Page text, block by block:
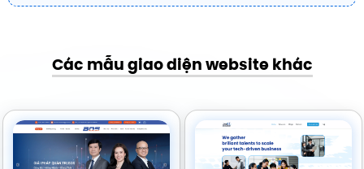
Các mẫu giao diện website khác